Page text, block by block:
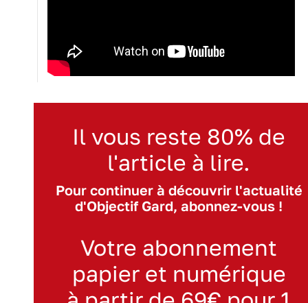
Il vous reste 80% de
l'article à lire.
Pour continuer à découvrir l'actualité
d'Objectif Gard, abonnez-vous !
Votre abonnement
papier et numérique